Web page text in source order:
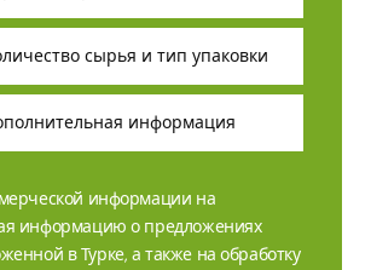
информации на
информацию о предложениях
в Турке, а также на обработку